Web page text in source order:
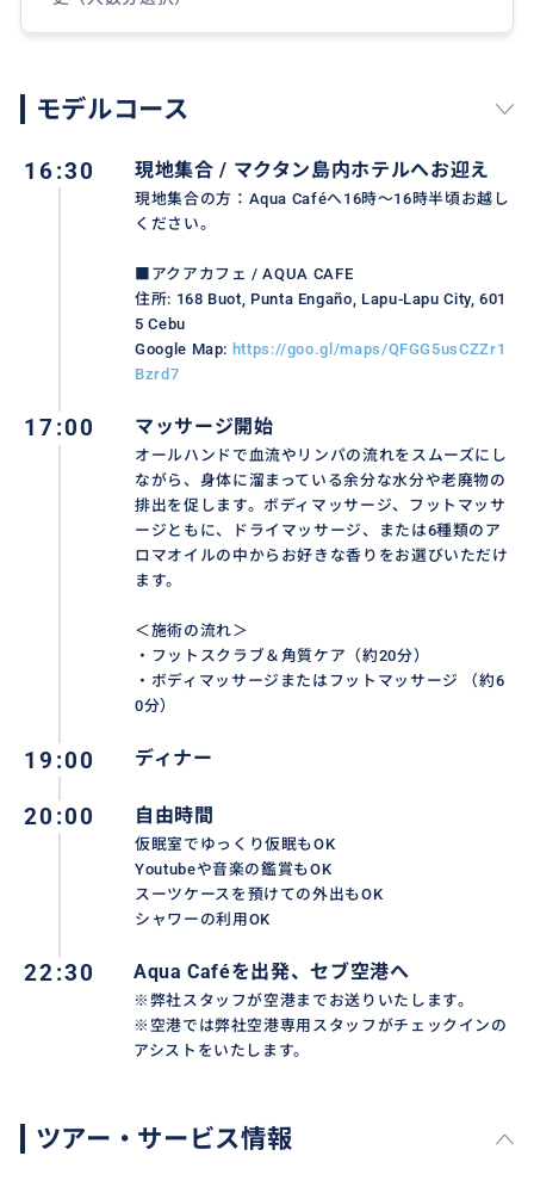
モデルコース
16:30 現地集合 / マクタン島内ホテルへお迎え
現地集合の方：Aqua Caféへ16時〜16時半頃お越し
ください。
■アクアカフェ / AQUA CAFE
住所: 168 Buot, Punta Engaño, Lapu-Lapu City, 601
5 Cebu
Google Map: https://goo.gl/maps/QFGG5usCZZr1
Bzrd7
17:00 マッサージ開始
オールハンドで血流やリンパの流れをスムーズにし
ながら、身体に溜まっている余分な水分や老廃物の
排出を促します。ボディマッサージ、フットマッサ
ージともに、ドライマッサージ、または6種類のア
ロマオイルの中からお好きな香りをお選びいただけ
ます。
＜施術の流れ＞
・フットスクラブ＆角質ケア（約20分）
・ボディマッサージまたはフットマッサージ （約6
0分）
19:00 ディナー
20:00 自由時間
仮眠室でゆっくり仮眠もOK
Youtubeや音楽の鑑賞もOK
スーツケースを預けての外出もOK
シャワーの利用OK
22:30 Aqua Caféを出発、セブ空港へ
※弊社スタッフが空港までお送りいたします。
※空港では弊社空港専用スタッフがチェックインの
アシストをいたします。
ツアー・サービス情報